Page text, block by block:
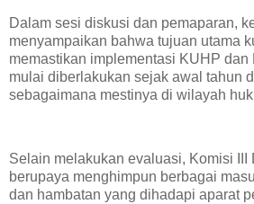
Dalam sesi diskusi dan pemaparan,
menyampaikan bahwa tujuan utama
memastikan implementasi KUHP dan
mulai diberlakukan sejak awal tahun
sebagaimana mestinya di wilayah
Selain melakukan evaluasi, Komisi III
berupaya menghimpun berbagai
dan hambatan yang dihadapi aparat